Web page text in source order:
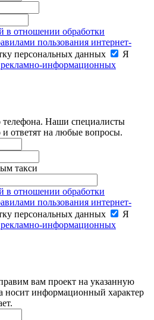
в отношении обработки
пользования интернет-
персональных данных
Я
информационных
Наши специалисты
ответят на любые вопросы.
такси
в отношении обработки
пользования интернет-
персональных данных
Я
информационных
вам проект на указанную
носит информационный характер